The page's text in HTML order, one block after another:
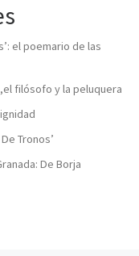
el poemario de las
filósofo y la peluquera
Tronos’
De Borja